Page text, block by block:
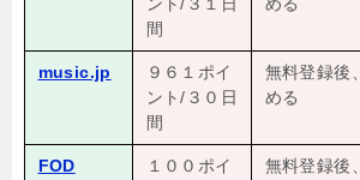
間
music.jp
９６１ポイ
ント/３０日
間
無料登録後、
める
FOD
１００ポイ
無料登録後、